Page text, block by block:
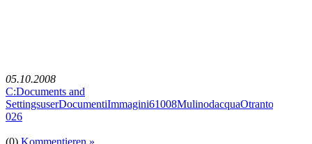
05.10.2008
C:Documents and
026
(0) Kommentieren »